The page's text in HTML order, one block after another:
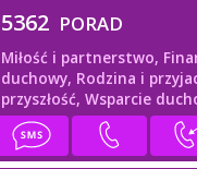
5362 PORAD
Miłość i partnerstwo,
duchowy, Rodzina i
przyszłość, Wsparcie